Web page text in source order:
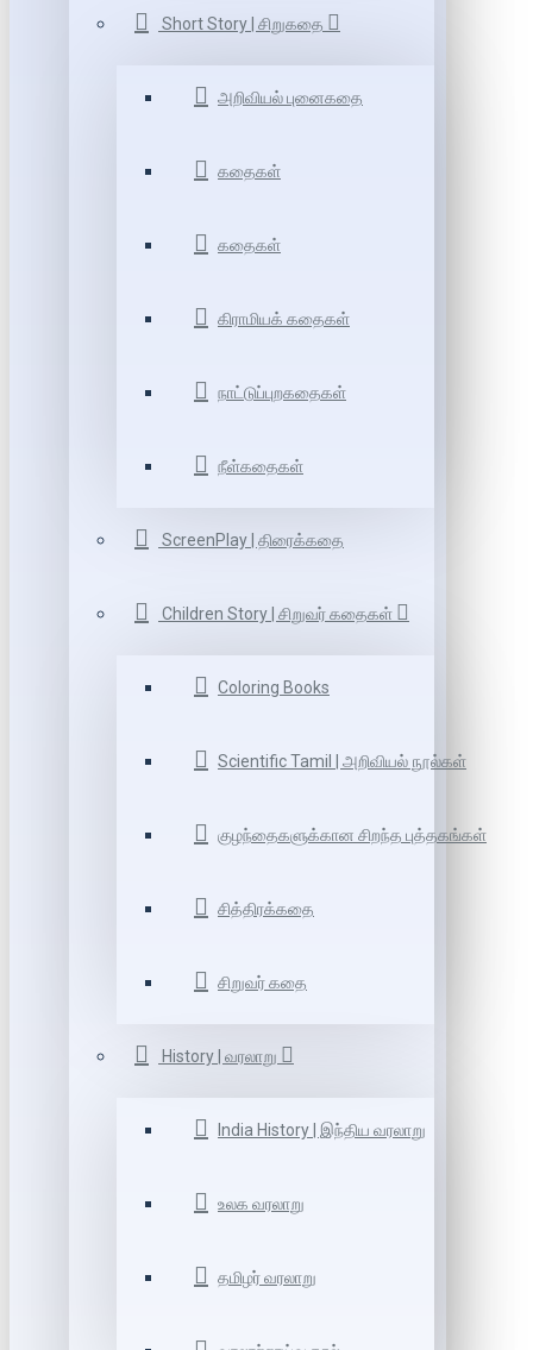
Short Story | சிறுகதை
அறிவியல் புனைகதை
கதைகள்
கதைகள்
கிராமியக் கதைகள்
நாட்டுப்புறகதைகள்
நீள்கதைகள்
ScreenPlay | திரைக்கதை
Children Story | சிறுவர் கதைகள்
Coloring Books
Scientific Tamil | அறிவியல் நூல்கள்
குழந்தைகளுக்கான சிறந்த புத்தகங்கள்
சித்திரக்கதை
சிறுவர் கதை
History | வரலாறு
India History | இந்திய வரலாறு
உலக வரலாறு
தமிழர் வரலாறு